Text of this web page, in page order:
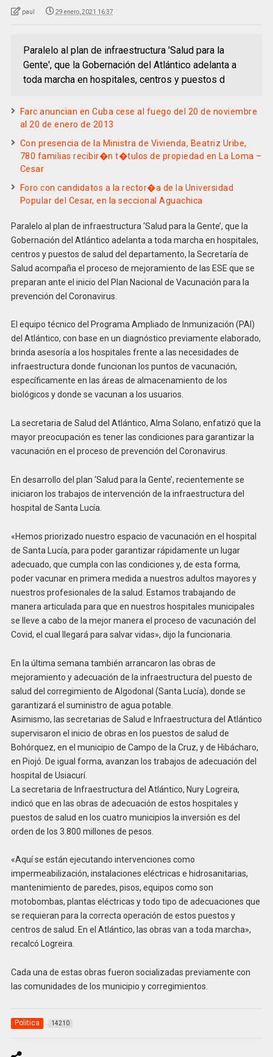
paul 29 enero, 2021 16:37
Paralelo al plan de infraestructura 'Salud para la
Gente', que la Gobernación del Atlántico adelanta a
toda marcha en hospitales, centros y puestos d
Farc anuncian en Cuba cese al fuego del 20 de noviembre
al 20 de enero de 2013
Con presencia de la Ministra de Vivienda, Beatriz Uribe,
780 familias recibir�n t�tulos de propiedad en La Loma –
Cesar
Foro con candidatos a la rector�a de la Universidad
Popular del Cesar, en la seccional Aguachica
Paralelo al plan de infraestructura ‘Salud para la Gente’, que la
Gobernación del Atlántico adelanta a toda marcha en hospitales,
centros y puestos de salud del departamento, la Secretaría de
Salud acompaña el proceso de mejoramiento de las ESE que se
preparan ante el inicio del Plan Nacional de Vacunación para la
prevención del Coronavirus.
El equipo técnico del Programa Ampliado de Inmunización (PAI)
del Atlántico, con base en un diagnóstico previamente elaborado,
brinda asesoría a los hospitales frente a las necesidades de
infraestructura donde funcionan los puntos de vacunación,
específicamente en las áreas de almacenamiento de los
biológicos y donde se vacunan a los usuarios.
La secretaria de Salud del Atlántico, Alma Solano, enfatizó que la
mayor preocupación es tener las condiciones para garantizar la
vacunación en el proceso de prevención del Coronavirus.
En desarrollo del plan ‘Salud para la Gente’, recientemente se
iniciaron los trabajos de intervención de la infraestructura del
hospital de Santa Lucía.
«Hemos priorizado nuestro espacio de vacunación en el hospital
de Santa Lucía, para poder garantizar rápidamente un lugar
adecuado, que cumpla con las condiciones y, de esta forma,
poder vacunar en primera medida a nuestros adultos mayores y
nuestros profesionales de la salud. Estamos trabajando de
manera articulada para que en nuestros hospitales municipales
se lleve a cabo de la mejor manera el proceso de vacunación del
Covid, el cual llegará para salvar vidas», dijo la funcionaria.
En la última semana también arrancaron las obras de
mejoramiento y adecuación de la infraestructura del puesto de
salud del corregimiento de Algodonal (Santa Lucía), donde se
garantizará el suministro de agua potable.
Asimismo, las secretarias de Salud e Infraestructura del Atlántico
supervisaron el inicio de obras en los puestos de salud de
Bohórquez, en el municipio de Campo de la Cruz, y de Hibácharo,
en Piojó. De igual forma, avanzan los trabajos de adecuación del
hospital de Usiacurí.
La secretaria de Infraestructura del Atlántico, Nury Logreira,
indicó que en las obras de adecuación de estos hospitales y
puestos de salud en los cuatro municipios la inversión es del
orden de los 3.800 millones de pesos.
«Aquí se están ejecutando intervenciones como
impermeabilización, instalaciones eléctricas e hidrosanitarias,
mantenimiento de paredes, pisos, equipos como son
motobombas, plantas eléctricas y todo tipo de adecuaciones que
se requieran para la correcta operación de estos puestos y
centros de salud. En el Atlántico, las obras van a toda marcha»,
recalcó Logreira.
Cada una de estas obras fueron socializadas previamente con
las comunidades de los municipio y corregimientos.
Politica 14210